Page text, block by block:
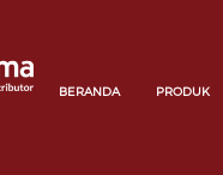
BERANDA PRODUK